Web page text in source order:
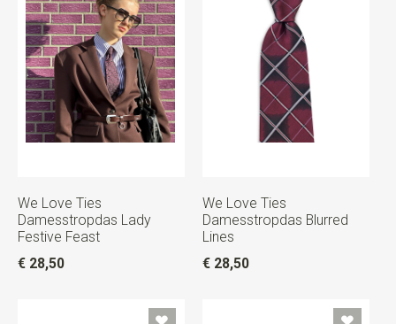
We Love Ties
Damesstropdas Lady
Festive Feast
€ 28,50
We Love Ties
Damesstropdas Blurred
Lines
€ 28,50